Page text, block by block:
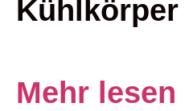
Kühlkörper
Mehr lesen